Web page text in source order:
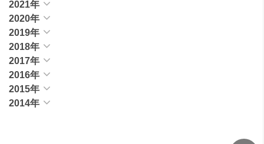
2021年
2020年
2019年
2018年
2017年
2016年
2015年
2014年